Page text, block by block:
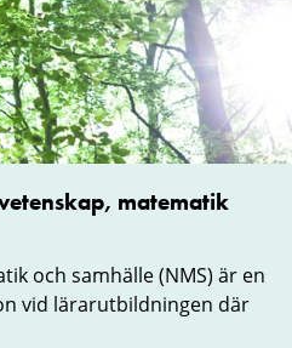
matematik
och samhälle (NMS) är en
vid lärarutbildningen där